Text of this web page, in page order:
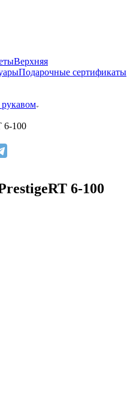
Верхняя
Подарочные сертификаты
6-100
6-100